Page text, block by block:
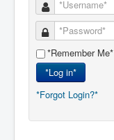
*Remember Me*
*Log in*
*Forgot Login?*